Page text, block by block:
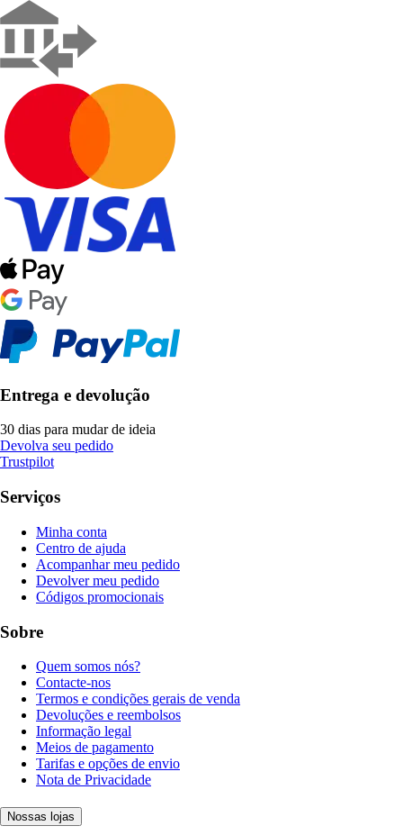
Entrega e devolução
30 dias para mudar de ideia
Devolva seu pedido
Trustpilot
Serviços
Minha conta
Centro de ajuda
Acompanhar meu pedido
Devolver meu pedido
Códigos promocionais
Sobre
Quem somos nós?
Contacte-nos
Termos e condições gerais de venda
Devoluções e reembolsos
Informação legal
Meios de pagamento
Tarifas e opções de envio
Nota de Privacidade
Nossas lojas